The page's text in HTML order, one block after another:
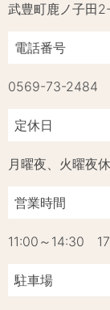
武豊町鹿ノ子田
電話番号
0569-73-2484
定休日
月曜夜、火曜夜
営業時間
11:00～14:30
駐車場